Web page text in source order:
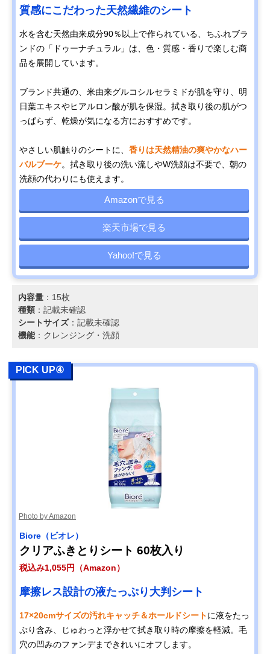
質感にこだわった天然繊維のシート
水を含む天然由来成分90％以上で作られている、ちふれブラ
ンドの「ドゥーナチュラル」は、色・質感・香りで楽しむ商
品を展開しています。
ブランド共通の、米由来グルコシルセラミドが肌を守り、明
日葉エキスやヒアルロン酸が肌を保湿。拭き取り後の肌がつ
っぱらず、乾燥が気になる方におすすめです。
やさしい肌触りのシートに、 香りは天然精油の爽やかなハー
バルブーケ。拭き取り後の洗い流しやW洗顔は不要で、朝の
洗顔の代わりにも使えます。
Amazonで見る
楽天市場で見る
Yahoo!で見る
内容量 ：15枚
種類 ：記載未確認
シートサイズ：記載未確認
機能：クレンジング・洗顔
PICK UP④
Photo by Amazon
Biore（ビオレ）
クリアふきとりシート 60枚入り
税込み1,055円（Amazon）
摩擦レス設計の液たっぷり大判シート
17×20cmサイズの汚れキャッチ＆ホールドシートに液をたっ
ぷり含み、じゅわっと浮かせて拭き取り時の摩擦を軽減。毛
穴の凹みのファンデまできれいにオフします。